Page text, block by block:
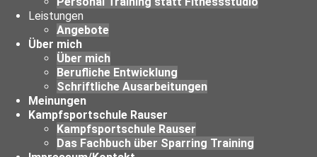
Leistungen
Angebote
Über mich
Über mich
Berufliche Entwicklung
Schriftliche Ausarbeitungen
Meinungen
Kampfsportschule Rauser
Kampfsportschule Rauser
Das Fachbuch über Sparring Training